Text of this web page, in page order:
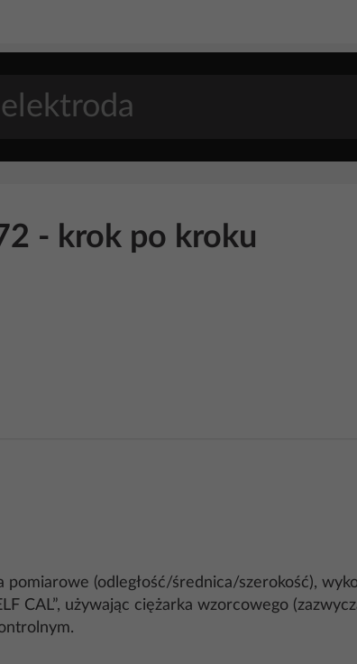
- krok po kroku
(odległość/średnica/szerokość),
CAL”, używając ciężarka wzorcowego